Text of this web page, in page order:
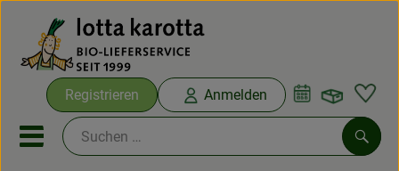
Registrieren Anmelden
Mobiles Menu öffnen oder